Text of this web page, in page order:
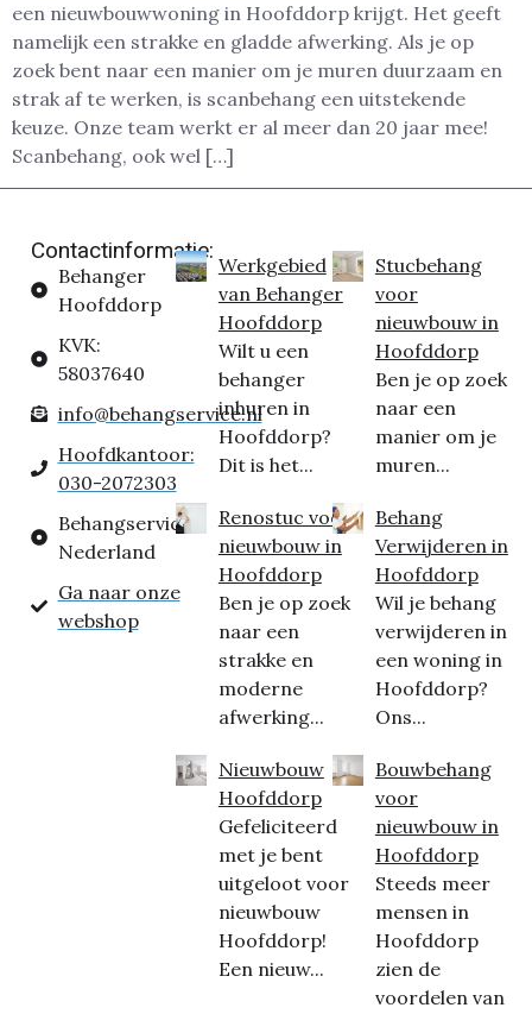
een nieuwbouwwoning in Hoofddorp krijgt. Het geeft
namelijk een strakke en gladde afwerking. Als je op
zoek bent naar een manier om je muren duurzaam en
strak af te werken, is scanbehang een uitstekende
keuze. Onze team werkt er al meer dan 20 jaar mee!
Scanbehang, ook wel […]
Contactinformatie:
Behanger
Hoofddorp
KVK:
58037640
info@behangservice.nl
Hoofdkantoor:
030-2072303
Behangservice
Nederland
Ga naar onze
webshop
Werkgebied
van Behanger
Hoofddorp
Wilt u een
behanger
inhuren in
Hoofddorp?
Dit is het...
Renostuc voor
nieuwbouw in
Hoofddorp
Ben je op zoek
naar een
strakke en
moderne
afwerking...
Nieuwbouw
Hoofddorp
Gefeliciteerd
met je bent
uitgeloot voor
nieuwbouw
Hoofddorp!
Een nieuw...
Stucbehang
voor
nieuwbouw in
Hoofddorp
Ben je op zoek
naar een
manier om je
muren...
Behang
Verwijderen in
Hoofddorp
Wil je behang
verwijderen in
een woning in
Hoofddorp?
Ons...
Bouwbehang
voor
nieuwbouw in
Hoofddorp
Steeds meer
mensen in
Hoofddorp
zien de
voordelen van